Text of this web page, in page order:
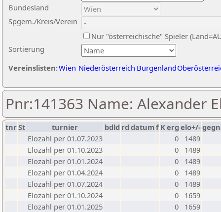
Sortierung
Bundesland
Spgem./Kreis/Verein
Nur "österreichische" Spieler
Vereinslisten:Wien Niederösterreich Burgenland
Pnr:141363 Name: Alexander
tnrSt turnier bdld rd datumf Kerg elo+/-
Elozahl per 01.07.2023
0
1489
Elozahl per 01.10.2023
0
1489
Elozahl per 01.01.2024
0
1489
Elozahl per 01.04.2024
0
1489
Elozahl per 01.07.2024
0
1489
Elozahl per 01.10.2024
0
1659
Elozahl per 01.01.2025
0
1659